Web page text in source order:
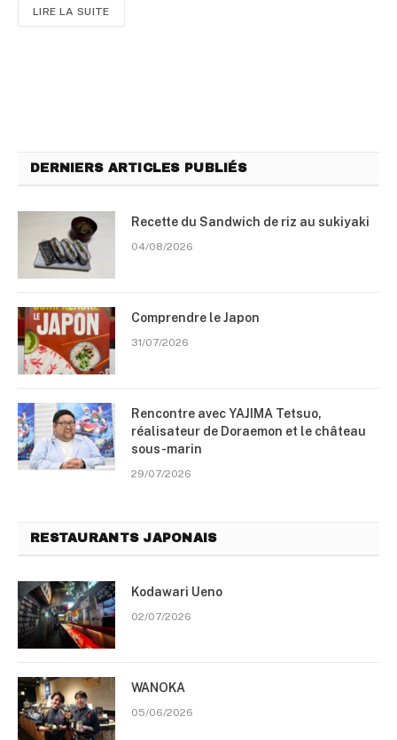
LIRE LA SUITE
DERNIERS ARTICLES PUBLIÉS
Recette du Sandwich de riz au sukiyaki
04/08/2026
Comprendre le Japon
31/07/2026
Rencontre avec YAJIMA Tetsuo,
réalisateur de Doraemon et le château
sous-marin
29/07/2026
RESTAURANTS JAPONAIS
Kodawari Ueno
02/07/2026
WANOKA
05/06/2026